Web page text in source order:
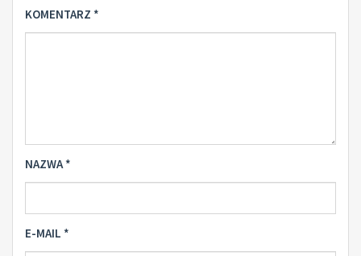
KOMENTARZ *
NAZWA*
E-MAIL *